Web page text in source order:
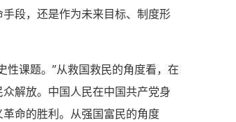
段，还是作为未来目标、制度形
课题。”从救国救民的角度看，在
解放。中国人民在中国共产党身
命的胜利。从强国富民的角度